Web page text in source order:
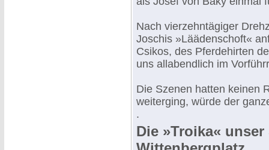
Nach vierzehntägiger
Joschis »Läädenschoft«
Csikos, des Pferdehirten
uns allabendlich im
Die Szenen hatten keinen
weiterging, würde der
.
Die »Troika«